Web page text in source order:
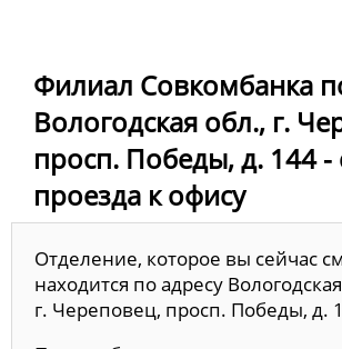
Филиал Совкомбанка
Вологодская обл., г.
просп. Победы, д. 144 -
проезда к офису
Отделение, которое вы сейчас
находится по адресу
г. Череповец, просп. Победы, д.